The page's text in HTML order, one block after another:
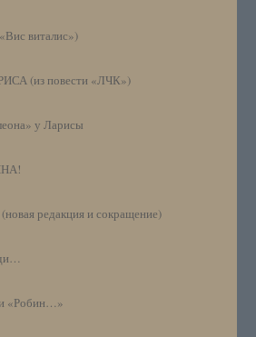
виталис»)
(из повести «ЛЧК»)
у Ларисы
редакция и сокращение)
«Робин…»